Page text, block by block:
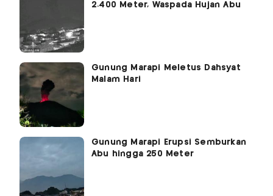
2.400 Meter, Waspada Hujan Abu
Gunung Marapi Meletus Dahsyat
Malam Hari
Gunung Marapi Erupsi Semburkan
Abu hingga 250 Meter